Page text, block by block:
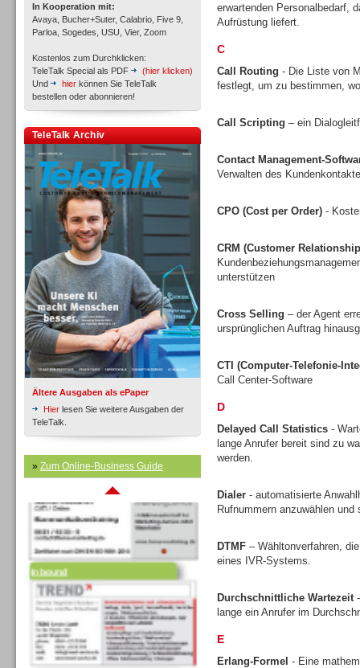
In Kooperation mit:
Avaya, Bucher+Suter, Calabrio, Five 9,
Parloa, Sogedes, USU, Vier, Zoom
Kostenlos zum Durchklicken:
TeleTalk Special als PDF
(hier klicken)
Und
hier können Sie TeleTalk
bestellen oder abonnieren!
TeleTalk Archiv
Ältere Ausgaben als ePaper
Hier lesen Sie weitere Ausgaben der
TeleTalk.
» Zum Online-Business Guide
Inbound
Inbound
Inbound
Inbound
erwartenden Personalbedarf,
Aufrüstung liefert.
C
Call Routing - Die Liste von
festlegt, um zu bestimmen,
Call Scripting – ein
Contact Management-
Verwalten des
CPO (Cost per Order) -
CRM (Customer
unterstützen
Cross Selling – der Agent
ursprünglichen Auftrag
CTI (Computer-Telefonie-
Call Center-Software
D
Delayed Call Statistics -
lange Anrufer bereit sind zu
werden.
Dialer - automatisierte
Rufnummern anzuwählen
DTMF – Wähltonverfahren,
eines IVR-Systems.
Durchschnittliche Wartezeit-
lange ein Anrufer im
E
Erlang-Formel - Eine